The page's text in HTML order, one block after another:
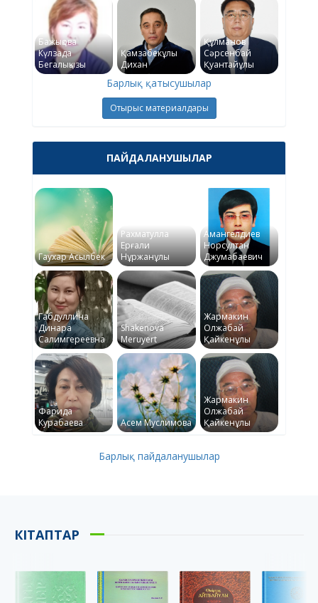
Бажықова
Күлзада
Бегалықызы
Қамзабекұлы
Дихан
Құлманов
Сәрсенбай
Қуантайұлы
Барлық қатысушылар
Отырыс материалдары
ПАЙДАЛАНУШЫЛАР
Гаухар Асылбек
Рахматулла
Ерғали
Нұржанұлы
Амангелдиев
Норсултан
Джумабаевич
Габдуллина
Динара
Салимгереевна
Shakenova
Meruyert
Жармакин
Олжабай
Қайкенұлы
Фарида
Курабаева
Асем Муслимова
Жармакин
Олжабай
Қайкенұлы
Барлық пайдаланушылар
КІТАПТАР